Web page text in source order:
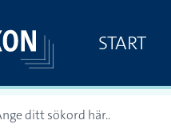
START